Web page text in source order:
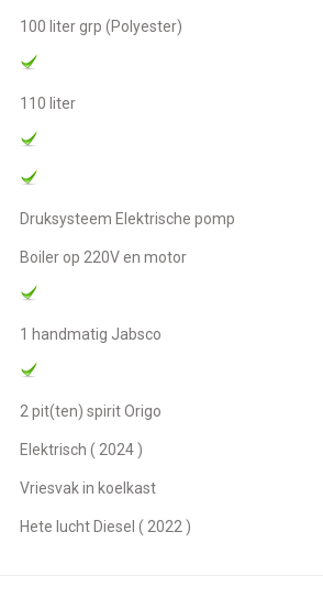
100 liter grp (Polyester)
110 liter
Druksysteem Elektrische pomp
Boiler op 220V en motor
1 handmatig Jabsco
2 pit(ten) spirit Origo
Elektrisch ( 2024 )
Vriesvak in koelkast
Hete lucht Diesel ( 2022 )